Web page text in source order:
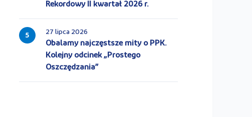
Rekordowy II kwartał 2026 r.
5 27 lipca 2026
Obalamy najczęstsze mity o PPK.
Kolejny odcinek „Prostego
Oszczędzania”